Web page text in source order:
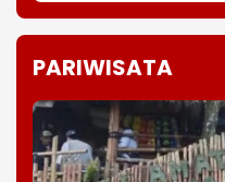
PARIWISATA